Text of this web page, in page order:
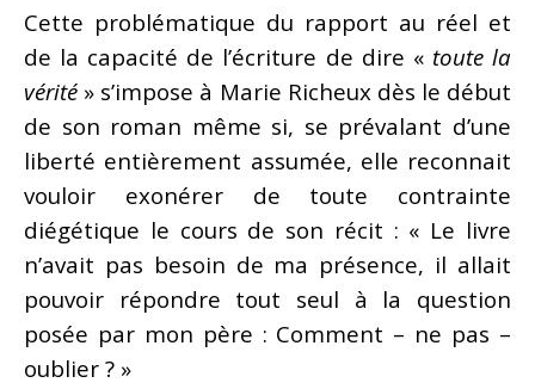
Cette problématique du rapport au réel et
de la capacité de l’écriture de dire « toute la
vérité » s’impose à Marie Richeux dès le début
de son roman même si, se prévalant d’une
liberté entièrement assumée, elle reconnait
vouloir exonérer de toute contrainte
diégétique le cours de son récit : « Le livre
n’avait pas besoin de ma présence, il allait
pouvoir répondre tout seul à la question
posée par mon père : Comment – ne pas –
oublier ? »